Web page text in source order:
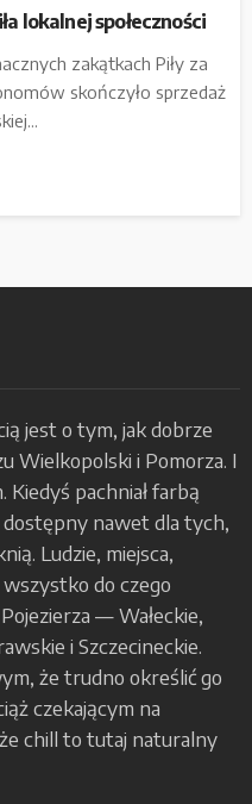
lokalnej społeczności
zakątkach Piły za
skończyło sprzedaż
jest o tym, jak dobrze
Wielkopolski i Pomorza. I
Kiedyś pachniał farbą
nawet dla tych,
Ludzie, miejsca,
do czego
— Wałeckie,
i Szczecineckie.
że trudno określić go
czekającym na
chill to tutaj naturalny